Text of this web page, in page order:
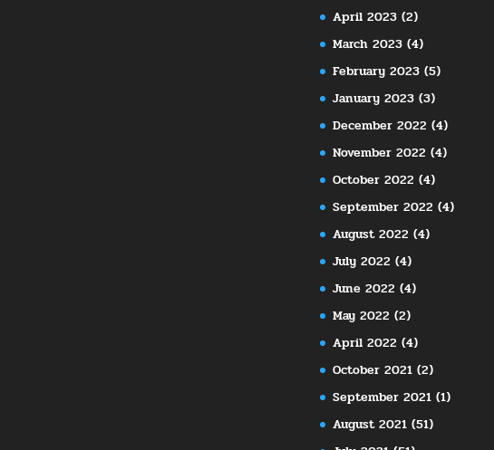
April 2023(2)
March 2023(4)
February 2023(5)
January 2023(3)
December 2022 (4)
November 2022 (4)
October 2022 (4)
September 2022 (4)
August 2022 (4)
July 2022 (4)
June 2022 (4)
May 2022 (2)
April 2022 (4)
October 2021(2)
September 2021(1)
August 2021(51)